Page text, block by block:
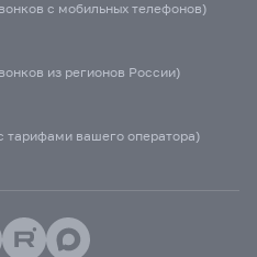
с мобильных телефонов)
из регионов России)
тарифами вашего оператора)